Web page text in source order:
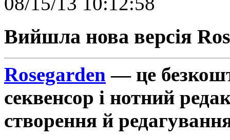
Вийшла нова версія
Rosegarden — це
секвенсор і нотний
створення й